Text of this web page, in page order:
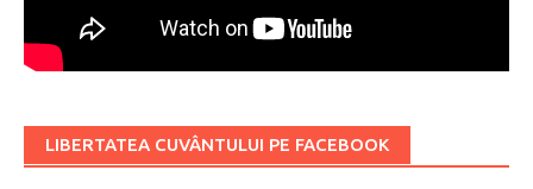
LIBERTATEA CUVÂNTULUI PE FACEBOOK